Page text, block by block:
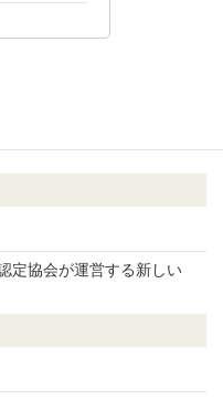
定協会が運営する新しい